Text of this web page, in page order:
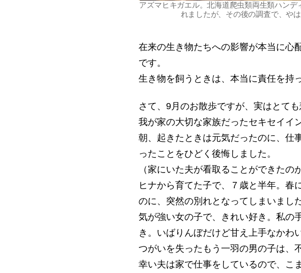
アズマヒキガエル。北海道爬虫類両生類ハン
れましたが、その後の調査で、や
在来の生き物たちへの影響が本当に心
です。
生き物を飼うときは、本当に責任を持
さて、9月のお散歩ですが、実はとて
我が家の大切な家族だったセキセイイ
朝、起きたときは元気だったのに、仕
ったことをひどく後悔しました。
（家にいた夫が看取ることができたの
ヒナから育てた子で、７歳と半年。春
のに、突然の別れとなってしまいました
気が強い女の子で、きれい好き。私の
き。いばりんぼだけど甘え上手なかわ
つがいを失ったもう一羽の男の子は、
幸い夫は家で仕事をしているので、こ